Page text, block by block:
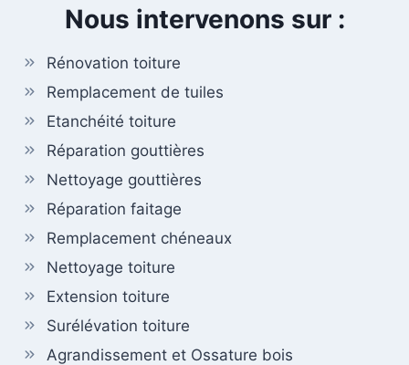
Nous intervenons sur :
Rénovation toiture
Remplacement de tuiles
Etanchéité toiture
Réparation gouttières
Nettoyage gouttières
Réparation faitage
Remplacement chéneaux
Nettoyage toiture
Extension toiture
Surélévation toiture
Agrandissement et Ossature bois